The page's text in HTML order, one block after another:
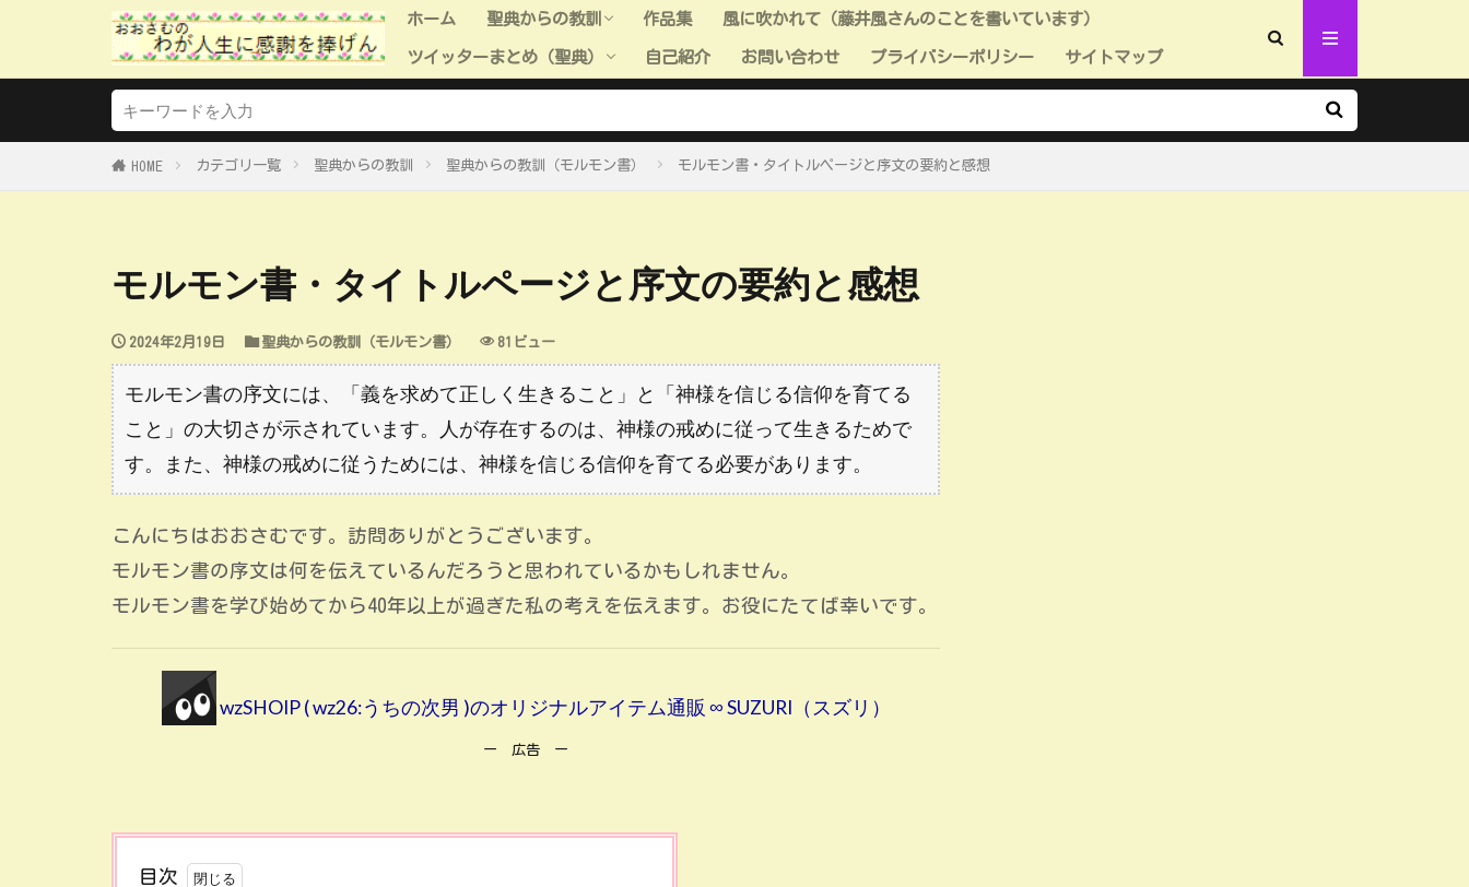
ホーム 聖典からの教訓
聖典からの教訓（旧約聖書）
聖典からの教訓（新約聖書）
聖典からの教訓（モルモン書）
聖典からの教訓（教義と聖約）
聖典からの教訓（高価な真珠）
聖典からの教訓（全般）
聖典＿小ネタ
作品集 風に吹かれて（藤井風さんのことを書いています）
ツイッターまとめ（聖典） 自己紹介 お問い合わせ プライバシーポリシー サイトマップ
HOME カテゴリ一覧 聖典からの教訓 聖典からの教訓（モルモン書） モルモン書・タイトルページと序文の要約と感想
モルモン書・タイトルページと序文の要約と感想
2024年2月19日 聖典からの教訓（モルモン書） 81ビュー
モルモン書の序文には、「義を求めて正しく生きること」と「神様を信じる信仰を育てる
こと」の大切さが示されています。人が存在するのは、神様の戒めに従って生きるためで
す。また、神様の戒めに従うためには、神様を信じる信仰を育てる必要があります。
こんにちはおおさむです。訪問ありがとうございます。
モルモン書の序文は何を伝えているんだろうと思われているかもしれません。
モルモン書を学び始めてから40年以上が過ぎた私の考えを伝えます。お役にたてば幸いです。
wzSHOIP ( wz26:うちの次男 )のオリジナルアイテム通販 ∞ SUZURI（スズリ）
ー 広告 ー
目次